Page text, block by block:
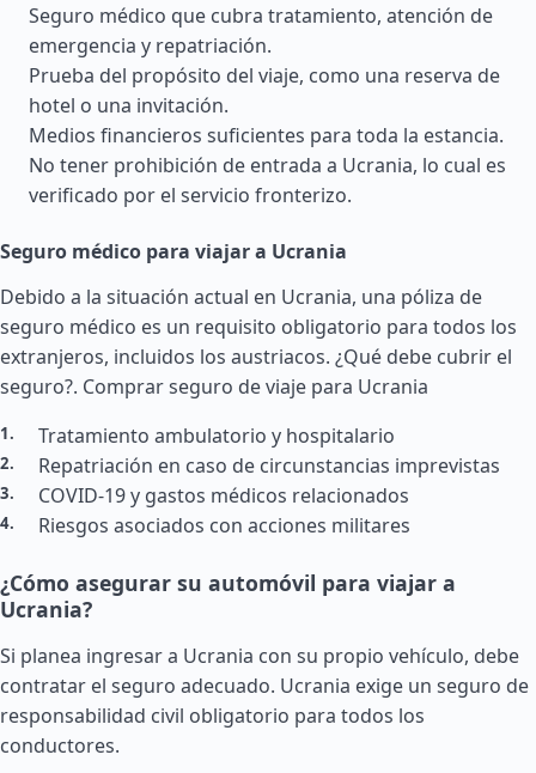
Seguro médico que cubra tratamiento, atención de
emergencia y repatriación.
Prueba del propósito del viaje, como una reserva de
hotel o una invitación.
Medios financieros suficientes para toda la estancia.
No tener prohibición de entrada a Ucrania, lo cual es
verificado por el servicio fronterizo.
Seguro médico para viajar a Ucrania
Debido a la situación actual en Ucrania, una póliza de
seguro médico es un requisito obligatorio para todos los
extranjeros, incluidos los austriacos. ¿Qué debe cubrir el
seguro?. Comprar seguro de viaje para Ucrania
Tratamiento ambulatorio y hospitalario
Repatriación en caso de circunstancias imprevistas
COVID-19 y gastos médicos relacionados
Riesgos asociados con acciones militares
¿Cómo asegurar su automóvil para viajar a
Ucrania?
Si planea ingresar a Ucrania con su propio vehículo, debe
contratar el seguro adecuado. Ucrania exige un seguro de
responsabilidad civil obligatorio para todos los
conductores.